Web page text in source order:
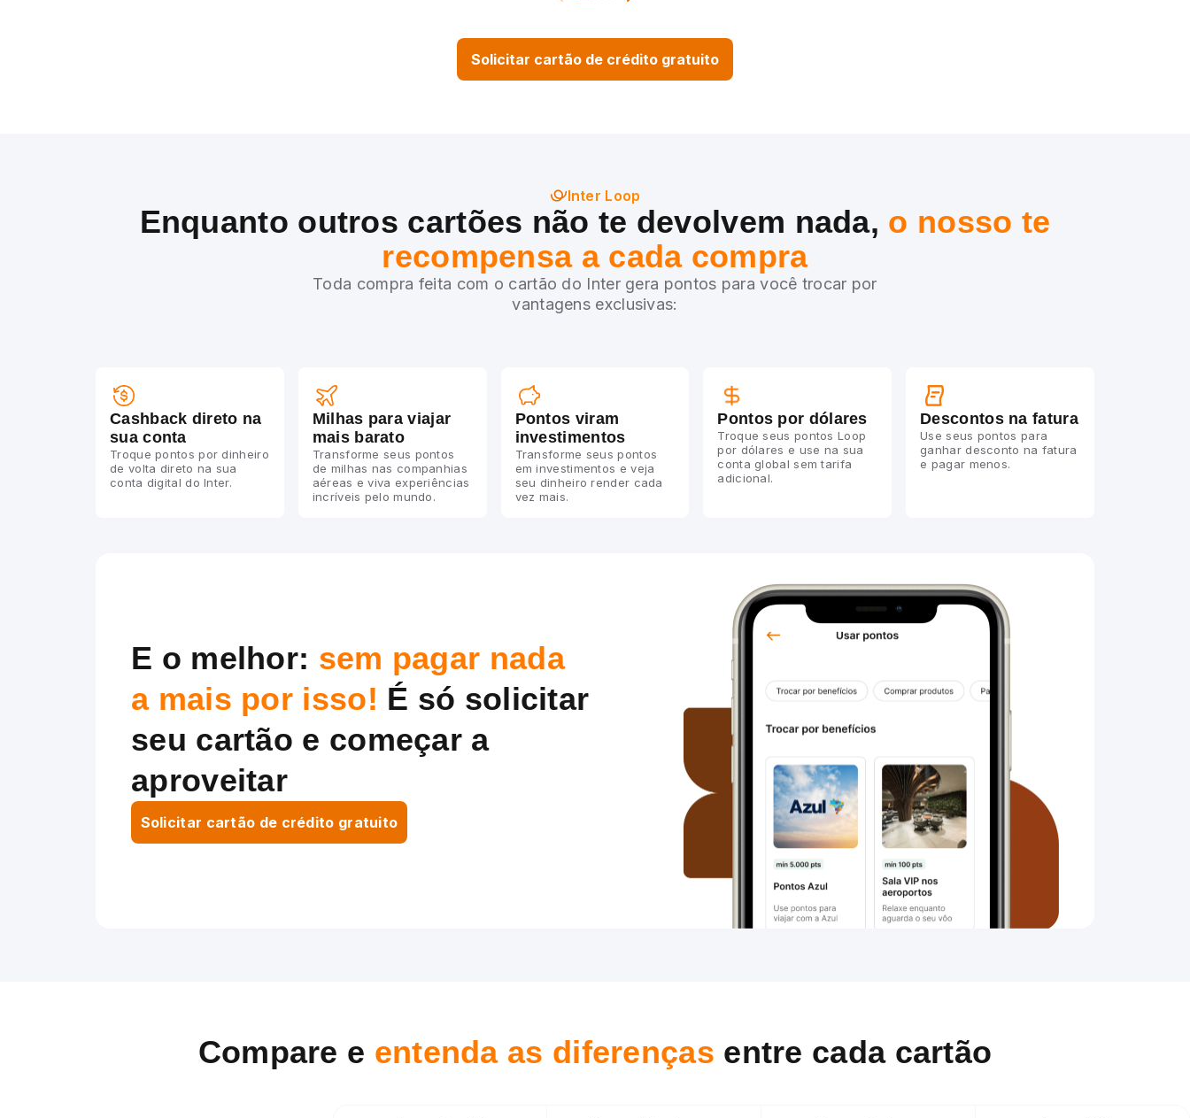
Solicitar cartão de crédito gratuito
Inter Loop
Enquanto outros cartões não te devolvem nada, o nosso te
recompensa a cada compra
Toda compra feita com o cartão do Inter gera pontos para você trocar por
vantagens exclusivas:
Cashback direto na
sua conta
Troque pontos por dinheiro
de volta direto na sua
conta digital do Inter.
Milhas para viajar
mais barato
Transforme seus pontos
de milhas nas companhias
aéreas e viva experiências
incríveis pelo mundo.
Pontos viram
investimentos
Transforme seus pontos
em investimentos e veja
seu dinheiro render cada
vez mais.
Pontos por dólares
Troque seus pontos Loop
por dólares e use na sua
conta global sem tarifa
adicional.
Descontos na fatura
Use seus pontos para
ganhar desconto na fatura
e pagar menos.
E o melhor: sem pagar nada
a mais por isso! É só solicitar
seu cartão e começar a
aproveitar
Solicitar cartão de crédito gratuito
Compare e entenda as diferenças entre cada cartão